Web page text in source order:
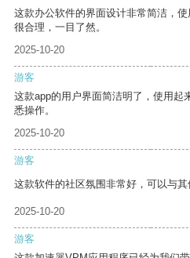
这款办公软件的界面设计非常简洁，
很合理，一目了然。
2025-10-20
游客
这款app的用户界面简洁明了，使用起
悉操作。
2025-10-20
游客
这款软件的社区氛围非常好，可以与其
2025-10-20
游客